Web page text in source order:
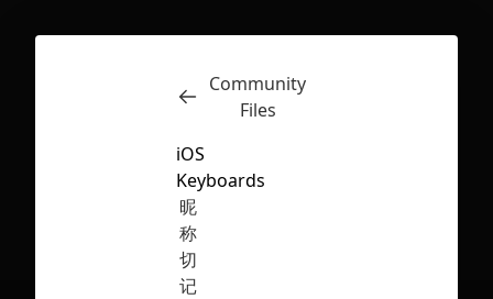
Inspect
Community
Files
iOS
Keyboards
昵
称
切
记